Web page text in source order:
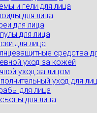
и гели для лица
для лица
для лица
для лица
для лица
средства
уход за кожей
уход за лицом
уход для
для лица
для лица